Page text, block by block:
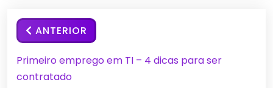
ANTERIOR
Primeiro emprego em TI – 4 dicas para ser
contratado